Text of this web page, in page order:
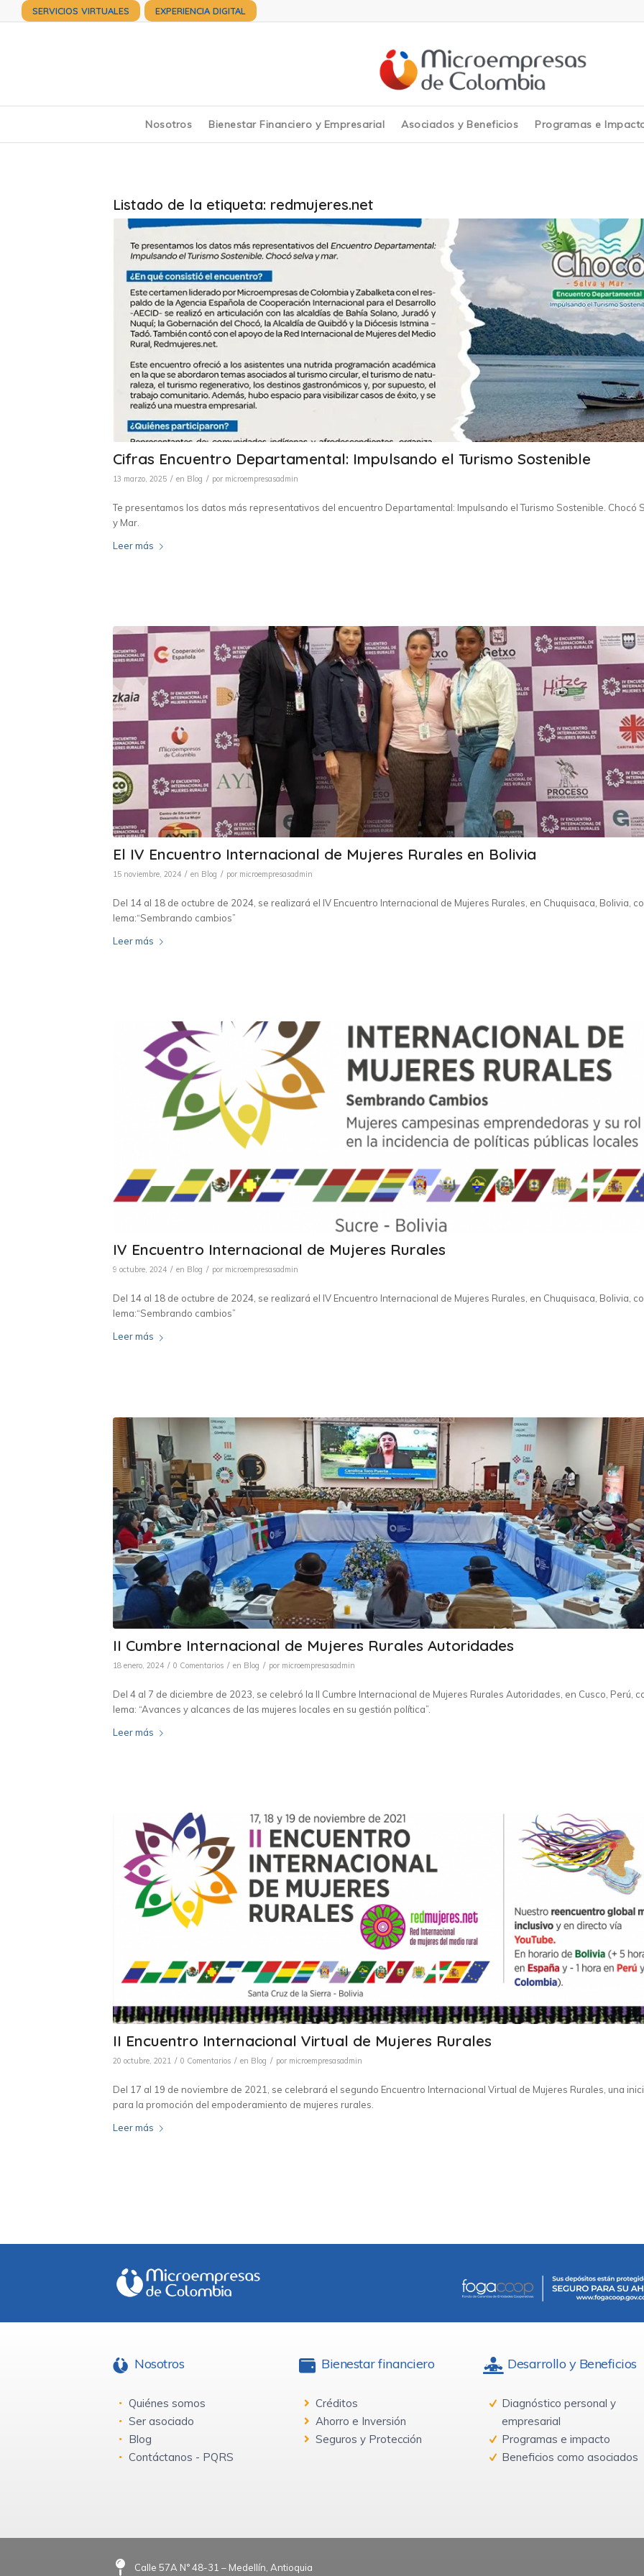
SERVICIOS VIRTUALES EXPERIENCIA DIGITAL
Nosotros Bienestar Financiero y Empresarial Asociados y Beneficios Programas e
Listado de la etiqueta: redmujeres.net
Cifras Encuentro Departamental: Impulsando el Turismo Sostenible
13 marzo, 2025 / en Blog / por microempresasadmin
Te presentamos los datos más representativos del encuentro Departamental: Impulsando el Turismo Sostenible. Chocó
y Mar.
Leer más
El IV Encuentro Internacional de Mujeres Rurales en Bolivia
15 noviembre, 2024 / en Blog / por microempresasadmin
Del 14 al 18 de octubre de 2024, se realizará el IV Encuentro Internacional de Mujeres Rurales, en Chuquisaca, Bolivia,
lema:“Sembrando cambios”
Leer más
IV Encuentro Internacional de Mujeres Rurales
9 octubre, 2024 / en Blog / por microempresasadmin
Del 14 al 18 de octubre de 2024, se realizará el IV Encuentro Internacional de Mujeres Rurales, en Chuquisaca, Bolivia,
lema:“Sembrando cambios”
Leer más
II Cumbre Internacional de Mujeres Rurales Autoridades
18 enero, 2024 / 0 Comentarios / en Blog / por microempresasadmin
Del 4 al 7 de diciembre de 2023, se celebró la II Cumbre Internacional de Mujeres Rurales Autoridades, en Cusco, Perú,
lema: “Avances y alcances de las mujeres locales en su gestión política”.
Leer más
II Encuentro Internacional Virtual de Mujeres Rurales
20 octubre, 2021 / 0 Comentarios / en Blog / por microempresasadmin
Del 17 al 19 de noviembre de 2021, se celebrará el segundo Encuentro Internacional Virtual de Mujeres Rurales, una
para la promoción del empoderamiento de mujeres rurales.
Leer más
Nosotros
Quiénes somos
Ser asociado
Blog
Contáctanos - PQRS
Bienestar financiero
Créditos
Ahorro e Inversión
Seguros y Protección
Desarrollo y Beneficios
Diagnóstico personal y
empresarial
Programas e impacto
Beneficios como asociados
Calle 57A N° 48-31 – Medellín, Antioquia